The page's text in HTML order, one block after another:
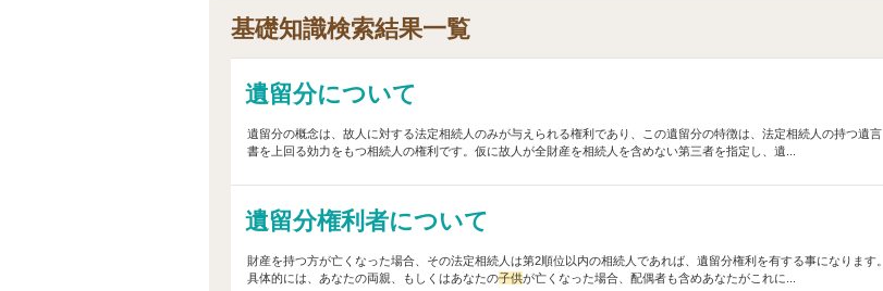
基礎知識検索結果一覧
遺留分について
遺留分の概念は、故人に対する法定相続人のみが与えられる権利であり、この遺留分の特徴は、法定相続人の持つ遺言
書を上回る効力をもつ相続人の権利です。仮に故人が全財産を相続人を含めない第三者を指定し、遺...
遺留分権利者について
財産を持つ方が亡くなった場合、その法定相続人は第2順位以内の相続人であれば、遺留分権利を有する事になります。
具体的には、あなたの両親、もしくはあなたの子供が亡くなった場合、配偶者も含めあなたがこれに...